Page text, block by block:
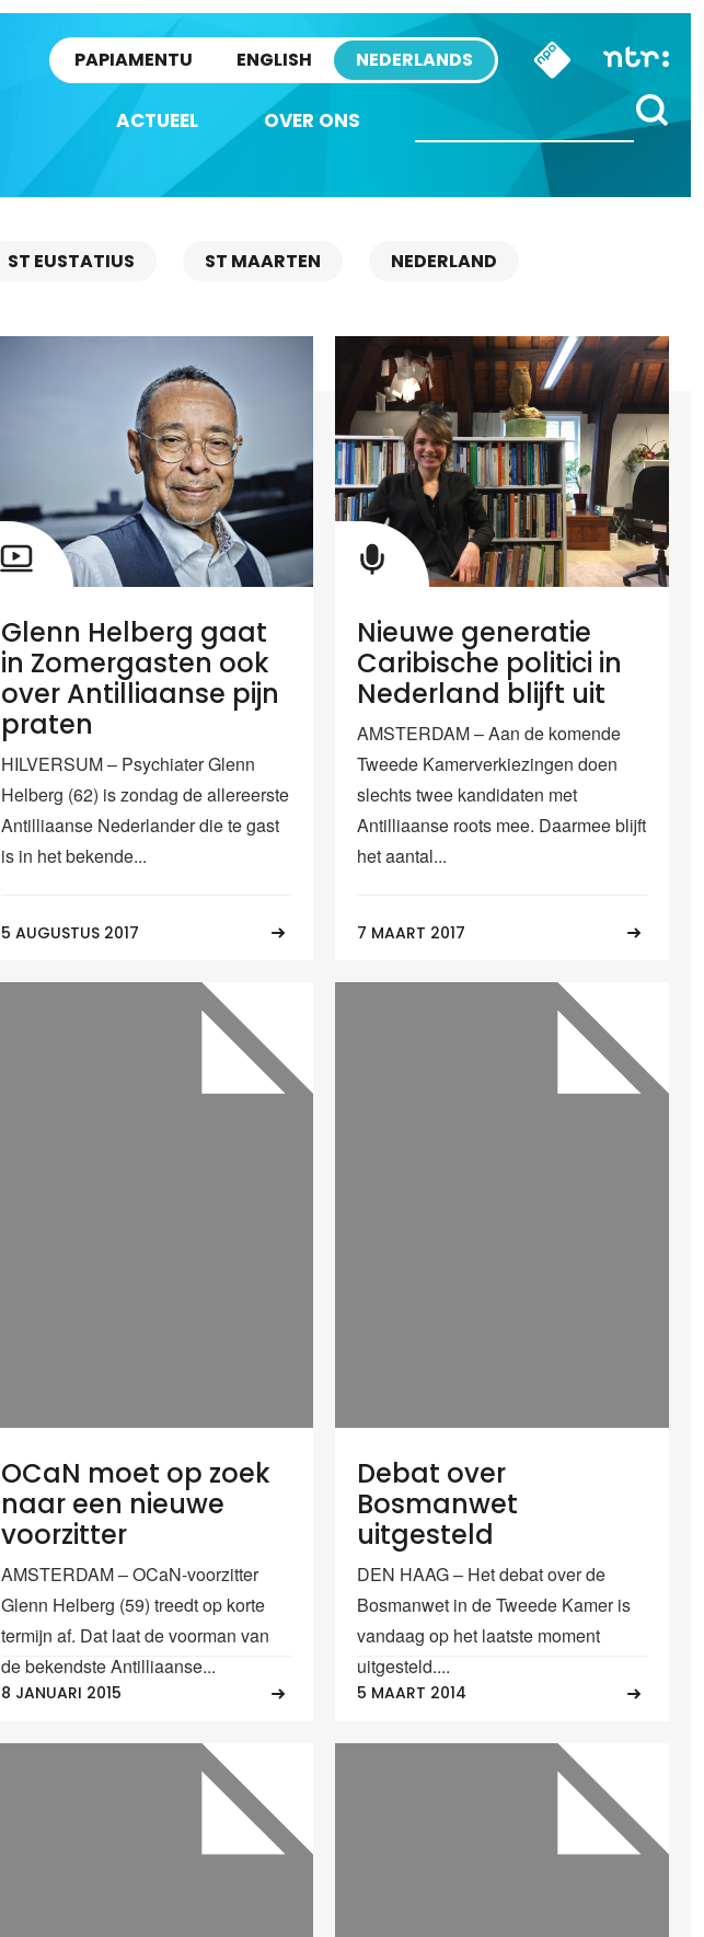
PAPIAMENTU ENGLISH NEDERLANDS
ACTUEEL OVER ONS
ST EUSTATIUS ST MAARTEN NEDERLAND
Glenn Helberg gaat
in Zomergasten ook
over Antilliaanse pijn
praten
HILVERSUM – Psychiater Glenn
Helberg (62) is zondag de allereerste
Antilliaanse Nederlander die te gast
is in het bekende...
5 AUGUSTUS 2017
Nieuwe generatie
Caribische politici in
Nederland blijft uit
AMSTERDAM – Aan de komende
Tweede Kamerverkiezingen doen
slechts twee kandidaten met
Antilliaanse roots mee. Daarmee blijft
het aantal...
7 MAART 2017
OCaN moet op zoek
naar een nieuwe
voorzitter
AMSTERDAM – OCaN-voorzitter
Glenn Helberg (59) treedt op korte
termijn af. Dat laat de voorman van
de bekendste Antilliaanse...
8 JANUARI 2015
Debat over
Bosmanwet
uitgesteld
DEN HAAG – Het debat over de
Bosmanwet in de Tweede Kamer is
vandaag op het laatste moment
uitgesteld....
5 MAART 2014